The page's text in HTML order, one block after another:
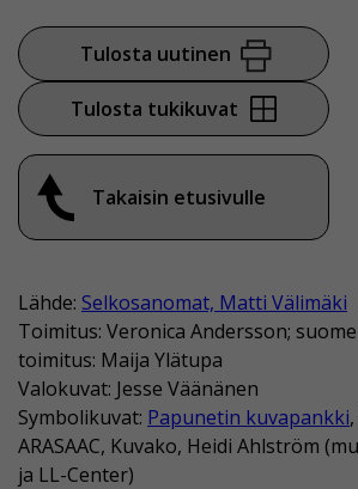
Tulosta uutinen
Tulosta tukikuvat
Takaisin etusivulle
Lähde: Selkosanomat, Matti Välimäki
Toimitus: Veronica Andersson;
toimitus: Maija Ylätupa
Valokuvat: Jesse Väänänen
Symbolikuvat: Papunetin kuvapankki
ARASAAC, Kuvako, Heidi Ahlström
ja LL-Center)